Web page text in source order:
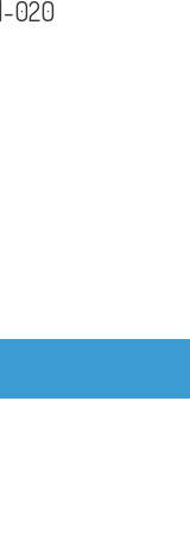
020
bykardoscsabi